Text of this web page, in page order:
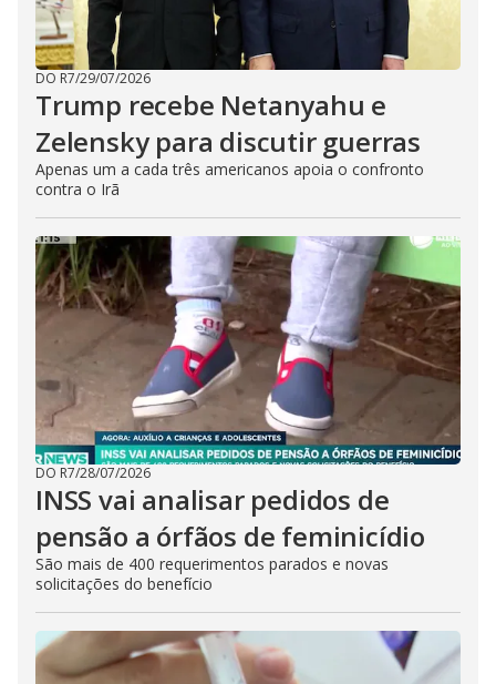
DO R7/29/07/2026
Trump recebe Netanyahu e
Zelensky para discutir guerras
Apenas um a cada três americanos apoia o confronto
contra o Irã
DO R7/28/07/2026
INSS vai analisar pedidos de
pensão a órfãos de feminicídio
São mais de 400 requerimentos parados e novas
solicitações do benefício